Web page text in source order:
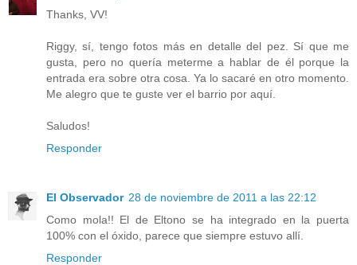
Thanks, VV!
Riggy, sí, tengo fotos más en detalle del pez. Sí que me
gusta, pero no quería meterme a hablar de él porque la
entrada era sobre otra cosa. Ya lo sacaré en otro momento.
Me alegro que te guste ver el barrio por aquí.
Saludos!
Responder
El Observador 28 de noviembre de 2011 a las 22:12
Como mola!! El de Eltono se ha integrado en la puerta
100% con el óxido, parece que siempre estuvo allí.
Responder